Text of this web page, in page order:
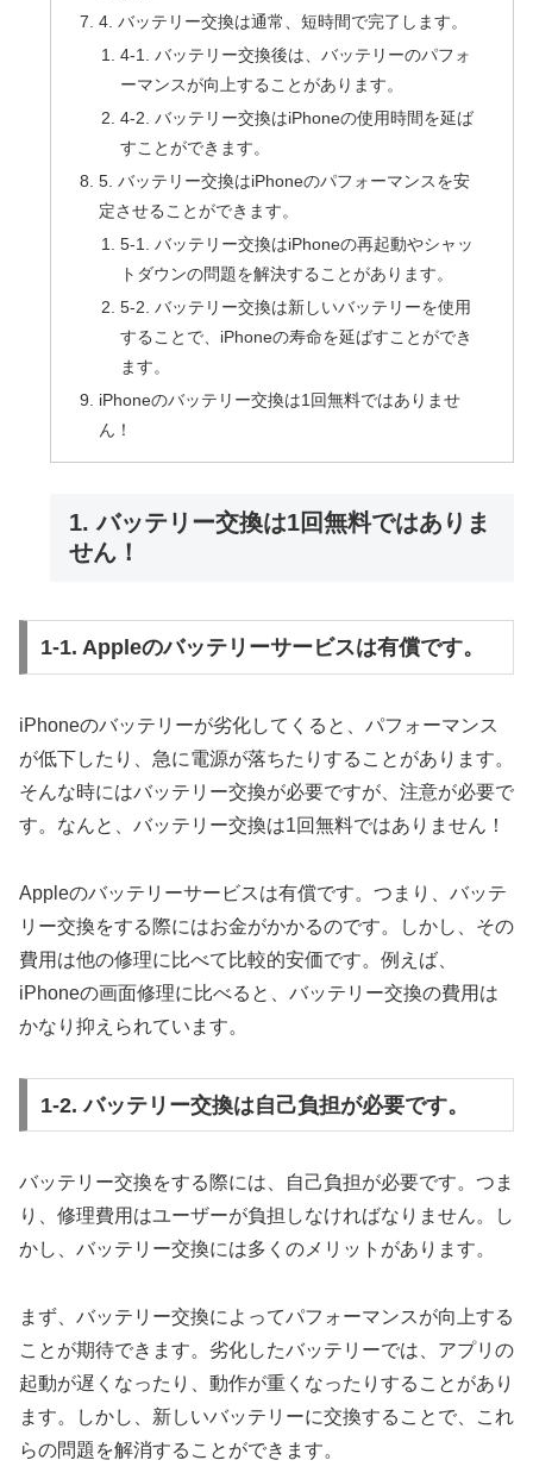
4. バッテリー交換は通常、短時間で完了します。
4-1. バッテリー交換後は、バッテリーのパフォ
ーマンスが向上することがあります。
4-2. バッテリー交換はiPhoneの使用時間を延ば
すことができます。
5. バッテリー交換はiPhoneのパフォーマンスを安
定させることができます。
5-1. バッテリー交換はiPhoneの再起動やシャッ
トダウンの問題を解決することがあります。
5-2. バッテリー交換は新しいバッテリーを使用
することで、iPhoneの寿命を延ばすことができ
ます。
iPhoneのバッテリー交換は1回無料ではありませ
ん！
1. バッテリー交換は1回無料ではありま
せん！
1-1. Appleのバッテリーサービスは有償です。
iPhoneのバッテリーが劣化してくると、パフォーマンス
が低下したり、急に電源が落ちたりすることがあります。
そんな時にはバッテリー交換が必要ですが、注意が必要で
す。なんと、バッテリー交換は1回無料ではありません！
Appleのバッテリーサービスは有償です。つまり、バッテ
リー交換をする際にはお金がかかるのです。しかし、その
費用は他の修理に比べて比較的安価です。例えば、
iPhoneの画面修理に比べると、バッテリー交換の費用は
かなり抑えられています。
1-2. バッテリー交換は自己負担が必要です。
バッテリー交換をする際には、自己負担が必要です。つま
り、修理費用はユーザーが負担しなければなりません。し
かし、バッテリー交換には多くのメリットがあります。
まず、バッテリー交換によってパフォーマンスが向上する
ことが期待できます。劣化したバッテリーでは、アプリの
起動が遅くなったり、動作が重くなったりすることがあり
ます。しかし、新しいバッテリーに交換することで、これ
らの問題を解消することができます。